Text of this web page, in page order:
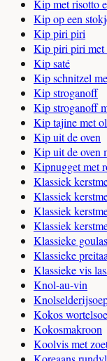
Kip met risotto
Kip op een
Kip piri piri
Kip piri piri met
Kip saté
Kip schnitzel
Kip stroganoff
Kip stroganoff
Kip tajine met
Kip uit de oven
Kip uit de oven
Kipnugget met
Klassiek
Klassiek
Klassiek
Klassiek
Klassieke
Klassieke
Klassieke vis
Knol-au-vin
Kokos
Kokosmakroon
Koolvis met